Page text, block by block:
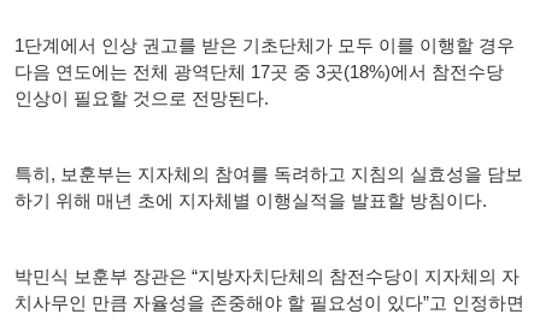
1단계에서 인상 권고를 받은 기초단체가 모두 이를 이행할 경우
다음 연도에는 전체 광역단체 17곳 중 3곳(18%)에서 참전수당
인상이 필요할 것으로 전망된다.
특히, 보훈부는 지자체의 참여를 독려하고 지침의 실효성을 담보
하기 위해 매년 초에 지자체별 이행실적을 발표할 방침이다.
박민식 보훈부 장관은 “지방자치단체의 참전수당이 지자체의 자
치사무인 만큼 자율성을 존중해야 할 필요성이 있다”고 인정하면